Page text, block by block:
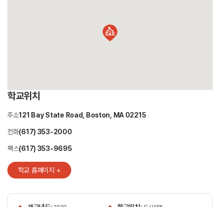
학교위치
주소121 Bay State Road, Boston, MA 02215
전화(617) 353-2000
팩스(617) 353-9695
학교 홈페이지 +